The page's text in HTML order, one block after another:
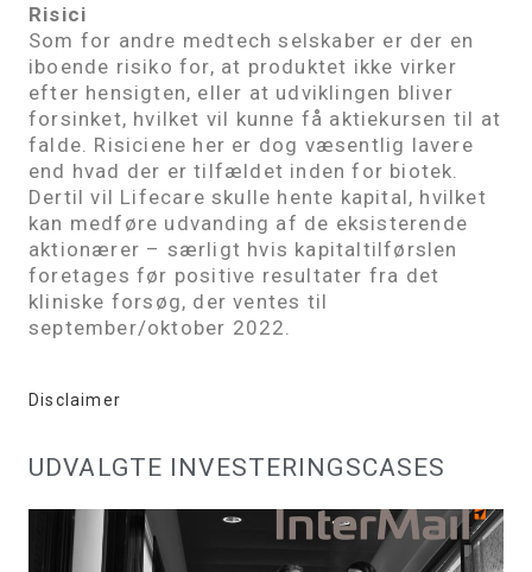
Risici
Som for andre medtech selskaber er der en
iboende risiko for, at produktet ikke virker
efter hensigten, eller at udviklingen bliver
forsinket, hvilket vil kunne få aktiekursen til at
falde. Risiciene her er dog væsentlig lavere
end hvad der er tilfældet inden for biotek.
Dertil vil Lifecare skulle hente kapital, hvilket
kan medføre udvanding af de eksisterende
aktionærer – særligt hvis kapitaltilførslen
foretages før positive resultater fra det
kliniske forsøg, der ventes til
september/oktober 2022.
Disclaimer
UDVALGTE INVESTERINGSCASES